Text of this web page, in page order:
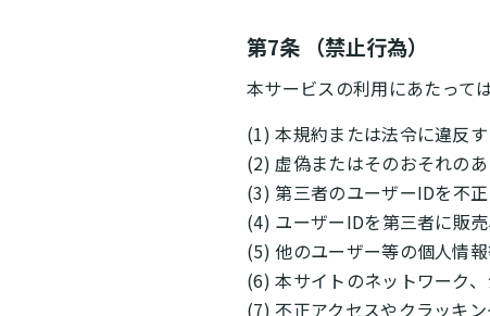
第7条 （禁止行為）
本サービスの利用にあたって
(1) 本規約または法令に違反
(2) 虚偽またはそのおそれの
(3) 第三者のユーザーIDを不
(4) ユーザーIDを第三者に販
(5) 他のユーザー等の個人情
(6) 本サイトのネットワーク
(7) 不正アクセスやクラッキ